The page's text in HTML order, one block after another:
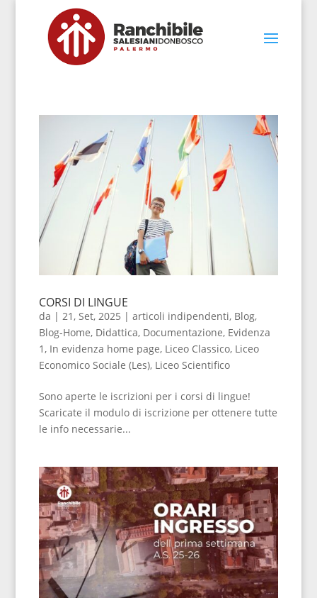
CORSI DI LINGUE
da | 21, Set, 2025 | articoli indipendenti, Blog,
Blog-Home, Didattica, Documentazione, Evidenza
1, In evidenza home page, Liceo Classico, Liceo
Economico Sociale (Les), Liceo Scientifico
Sono aperte le iscrizioni per i corsi di lingue!
Scaricate il modulo di iscrizione per ottenere tutte
le info necessarie...